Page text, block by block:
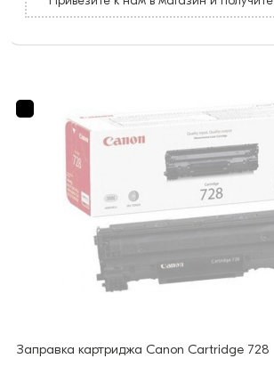
Заправка картриджа Canon Cartridge 728